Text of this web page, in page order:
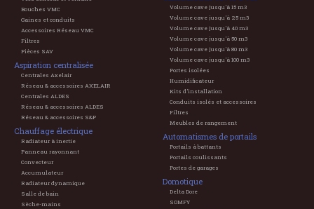
Bouches VMC
Gaines et conduits
Accessoires Réseau VMC
Filtres
Pièces SAV
Aspiration centralisée
Centrales Axelair
Réseau & accessoires AXELAIR
Centrales ALDES
Réseau & accessoires ALDES
Réseau & accessoires S&P
Chauffage électrique
Radiateur à inertie
Panneau rayonnant
Convecteur
Accumulateur
Radiateur dynamique
Salle de bain
Sèche-mains
Volume cave jusqu'à 15 m3
Volume cave jusqu'à 25 m3
Volume cave jusqu'à 40 m3
Volume cave jusqu'à 50 m3
Volume cave jusqu'à 80 m3
Volume cave jusqu'à 100 m3
Portes isolées
Humidificateur
Kits d'installation
Conduits isolés et accessoires
Filtres
Meubles de rangement
Automatismes de portails
Portails à battants
Portails coulissants
Portes de garages
Domotique
Delta Dore
SOMFY